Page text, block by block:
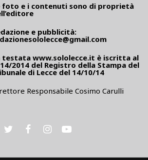
foto e i contenuti sono di proprietà
e pubblicità:
testata www.sololecce.it è iscritta al
2014 del Registro della Stampa del
di Lecce del 14/10/14
Responsabile Cosimo Carulli